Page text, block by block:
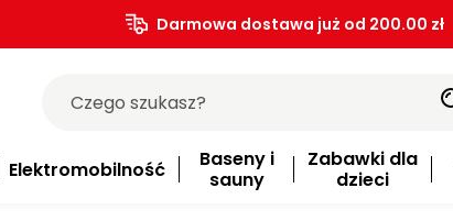
Darmowa dostawa już od 200.00 zł
Elektromobilność
Baseny i
sauny
Zabawki dla
dzieci